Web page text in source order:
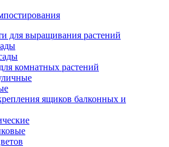
для выращивания растений
комнатных растений
ящиков балконных и